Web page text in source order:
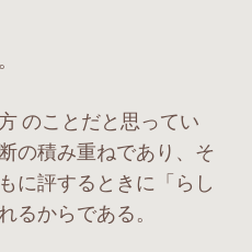
のことだと思ってい
の積み重ねであり、そ
に評するときに「らし
るからである。